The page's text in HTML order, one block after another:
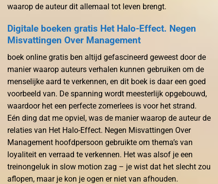
waarop de auteur dit allemaal tot leven brengt.
Digitale boeken gratis Het Halo-Effect. Negen
Misvattingen Over Management
boek online gratis ben altijd gefascineerd geweest door de
manier waarop auteurs verhalen kunnen gebruiken om de
menselijke aard te verkennen, en dit boek is daar een goed
voorbeeld van. De spanning wordt meesterlijk opgebouwd,
waardoor het een perfecte zomerlees is voor het strand.
Eén ding dat me opviel, was de manier waarop de auteur de
relaties van Het Halo-Effect. Negen Misvattingen Over
Management hoofdpersoon gebruikte om thema’s van
loyaliteit en verraad te verkennen. Het was alsof je een
treinongeluk in slow motion zag – je wist dat het slecht zou
aflopen, maar je kon je ogen er niet van afhouden.